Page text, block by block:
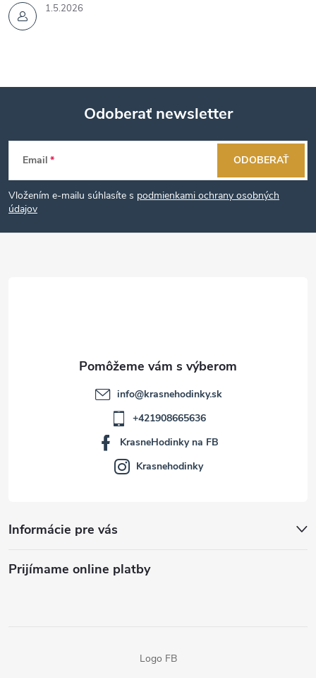
1.5.2026
Z
á
p
Odoberať newsletter
Email
Vložením e-mailu súhlasíte s podmienkami ochrany osobných
údajov
ODOBERAŤ
Informácie pre vás
Prijímame online platby
info@krasnehodinky.sk
+421908665636
KrasneHodinky na FB
Krasnehodinky
Logo FB